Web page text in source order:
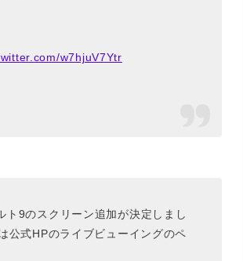
w7hjuV7Ytr
ト9のスクリーン追加が決定しまし
公式HPのライブビューイングのペ